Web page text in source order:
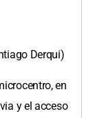
Derqui)
en
y el acceso